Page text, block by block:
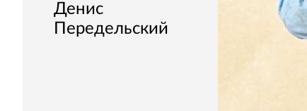
Денис
Передельский